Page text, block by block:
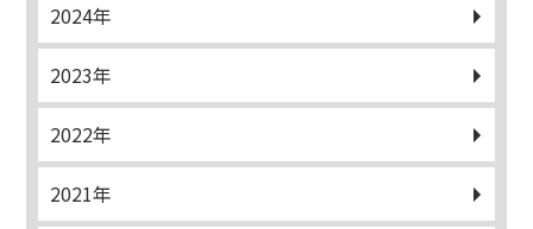
2024年
2023年
2022年
2021年